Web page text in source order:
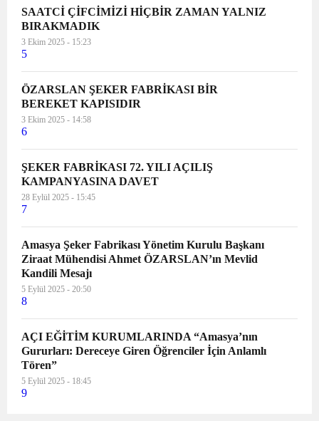
SAATCİ ÇİFCİMİZİ HİÇBİR ZAMAN YALNIZ
BIRAKMADIK
3 Ekim 2025 - 15:23
5
ÖZARSLAN ŞEKER FABRİKASI BİR
BEREKET KAPISIDIR
3 Ekim 2025 - 14:58
6
ŞEKER FABRİKASI 72. YILI AÇILIŞ
KAMPANYASINA DAVET
28 Eylül 2025 - 15:45
7
Amasya Şeker Fabrikası Yönetim Kurulu Başkanı
Ziraat Mühendisi Ahmet ÖZARSLAN’ın Mevlid
Kandili Mesajı
5 Eylül 2025 - 20:50
8
AÇI EĞİTİM KURUMLARINDA “Amasya’nın
Gururları: Dereceye Giren Öğrenciler İçin Anlamlı
Tören”
5 Eylül 2025 - 18:45
9